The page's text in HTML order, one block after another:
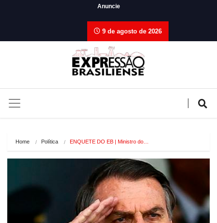
Anuncie
9 de agosto de 2026
Home Política ENQUETE DO EB | Ministro do…